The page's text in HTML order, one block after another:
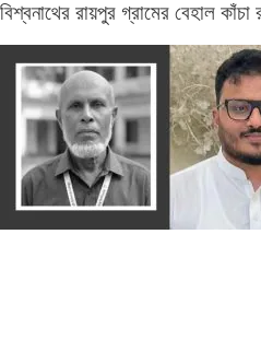
বিশ্বনাথের রায়পুর গ্রামের বেহাল